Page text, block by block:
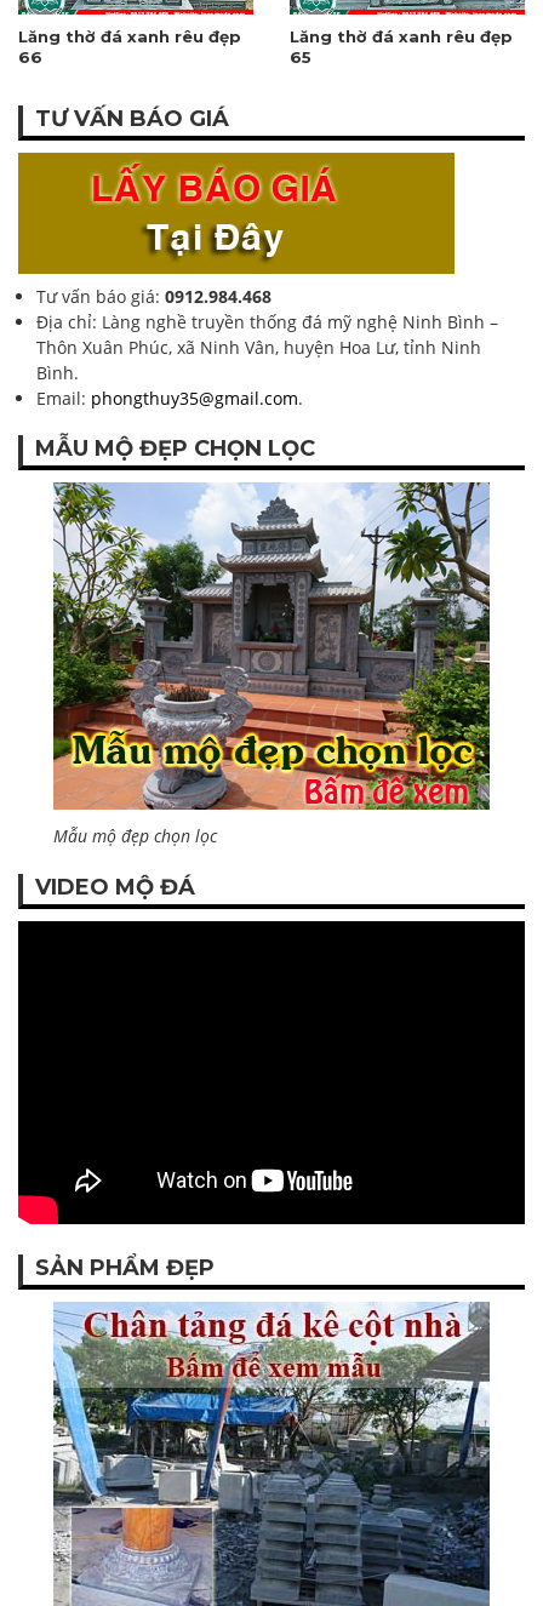
Lăng thờ đá xanh rêu đẹp
66
Lăng thờ đá xanh rêu đẹp
65
TƯ VẤN BÁO GIÁ
Tư vấn báo giá: 0912.984.468
Địa chỉ: Làng nghề truyền thống đá mỹ nghệ Ninh Bình –
Thôn Xuân Phúc, xã Ninh Vân, huyện Hoa Lư, tỉnh Ninh
Bình.
Email: phongthuy35@gmail.com.
MẪU MỘ ĐẸP CHỌN LỌC
Mẫu mộ đẹp chọn lọc
VIDEO MỘ ĐÁ
SẢN PHẨM ĐẸP